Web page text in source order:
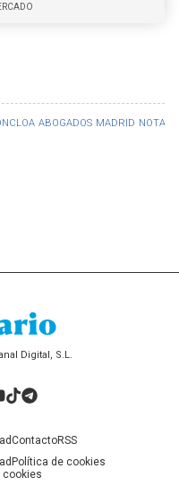
ABOGADOS MADRID
Digital, S.L.
ContactoRSS
Política de cookies
cookies
YouTube
TikTok
Telegram